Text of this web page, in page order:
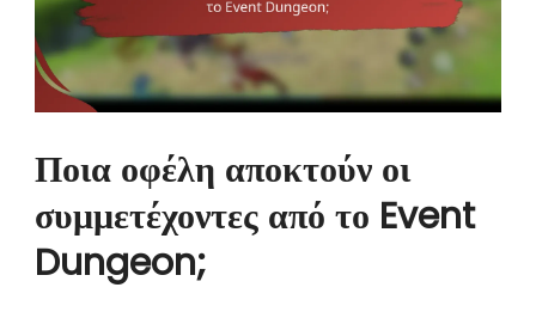
Ποια οφέλη αποκτούν οι
συμμετέχοντες από το Event
Dungeon;